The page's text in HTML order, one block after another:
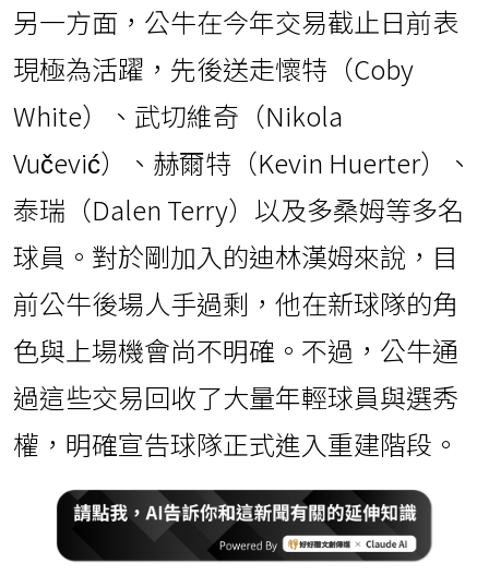
另一方面，公牛在今年交易截止日前表
現極為活躍，先後送走懷特（Coby
White）、武切維奇（Nikola
Vučević）、赫爾特（Kevin Huerter）、
泰瑞（Dalen Terry）以及多桑姆等多名
球員。對於剛加入的迪林漢姆來說，目
前公牛後場人手過剩，他在新球隊的角
色與上場機會尚不明確。不過，公牛通
過這些交易回收了大量年輕球員與選秀
權，明確宣告球隊正式進入重建階段。